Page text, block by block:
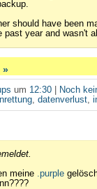
should have been
past year and wasn't
»
um 12:30 Noch
,datenverlust ,
meine .purple